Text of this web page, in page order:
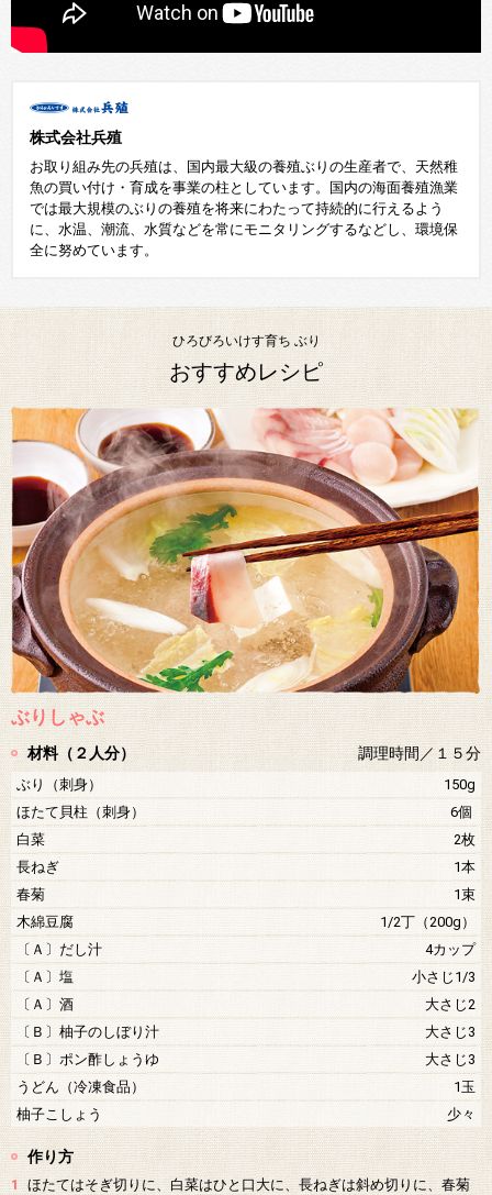
株式会社兵殖
お取り組み先の兵殖は、国内最大級の養殖ぶりの生産者で、天然稚
魚の買い付け・育成を事業の柱としています。国内の海面養殖漁業
では最大規模のぶりの養殖を将来にわたって持続的に行えるよう
に、水温、潮流、水質などを常にモニタリングするなどし、環境保
全に努めています。
ひろびろいけす育ち ぶり
おすすめレシピ
ぶりしゃぶ
材料（２人分） 調理時間／１５分
ぶり（刺身）
150g
ほたて貝柱（刺身）
6個
白菜
2枚
長ねぎ
1本
春菊
1束
木綿豆腐
1/2丁（200g）
〔Ａ〕だし汁
4カップ
〔Ａ〕塩
小さじ1/3
〔Ａ〕酒
大さじ2
〔Ｂ〕柚子のしぼり汁
大さじ3
〔Ｂ〕ポン酢しょうゆ
大さじ3
うどん（冷凍食品）
1玉
柚子こしょう
少々
作り方
1 ほたてはそぎ切りに、白菜はひと口大に、長ねぎは斜め切りに、春菊